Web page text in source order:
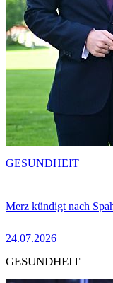
Merz kündigt nach
24.07.2026
GESUNDHEIT
GESUNDHEIT